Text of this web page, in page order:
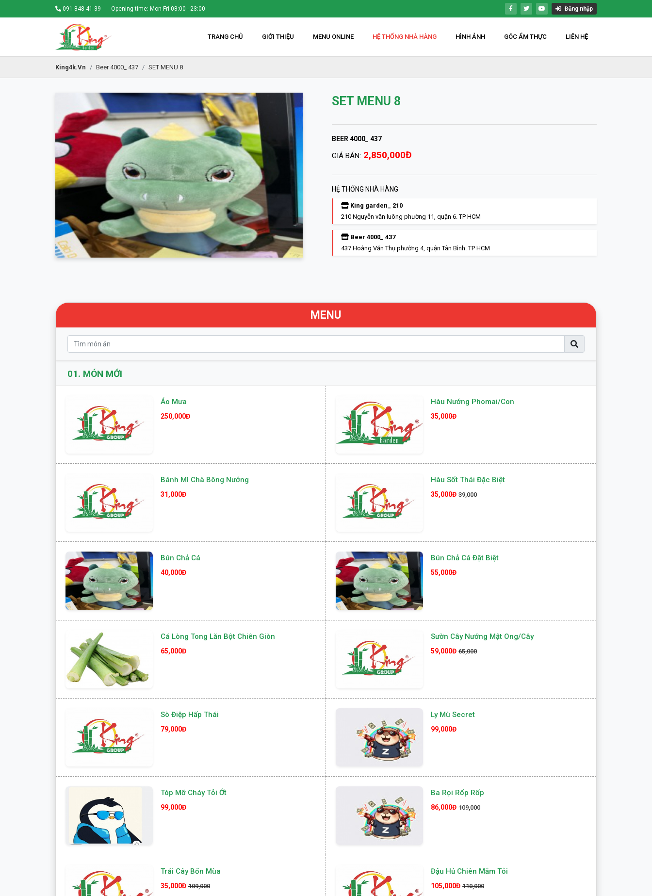
091 848 41 39 Opening time: Mon-Fri 08:00 - 23:00 Đăng nhập
TRANG CHỦ GIỚI THIỆU MENU ONLINE HỆ THỐNG NHÀ HÀNG HÌNH ẢNH GÓC ẨM THỰC LIÊN HỆ
King4k.vn Beer 4000_ 437 SET MENU 8
SET MENU 8
BEER 4000_ 437
GIÁ BÁN: 2,850,000Đ
HỆ THỐNG NHÀ HÀNG
King garden_ 210
210 Nguyễn văn luông phường 11, quận 6. TP HCM
Beer 4000_ 437
437 Hoàng Văn Thụ phường 4, quận Tân Bình. TP HCM
MENU
01. MÓN MỚI
Áo Mưa
250,000Đ
Hàu Nướng Phomai/con
35,000Đ
Bánh Mì Chà Bông Nướng
31,000Đ
Hàu Sốt Thái Đặc Biệt
35,000Đ 39,000
Bún Chả Cá
40,000Đ
Bún Chả Cá Đặt Biệt
55,000Đ
Cá Lòng Tong Lăn Bột Chiên Giòn
65,000Đ
Sườn Cây Nướng Mật Ong/cây
59,000Đ 65,000
Sò Điệp Hấp Thái
79,000Đ
Ly Mù Secret
99,000Đ
Tóp Mỡ Cháy Tỏi Ớt
99,000Đ
Ba Rọi Rốp Rốp
86,000Đ 109,000
Trái Cây Bốn Mùa
35,000Đ 109,000
Đậu Hủ Chiên Mắm Tỏi
105,000Đ 110,000